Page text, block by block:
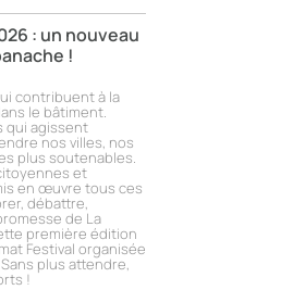
: un nouveau
!
contribuent à la
le bâtiment.
qui agissent
nos villes, nos
plus soutenables.
et
en œuvre tous ces
débattre,
de La
première édition
Festival organisée
plus attendre,
!​